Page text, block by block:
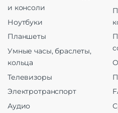
и консоли
Ноутбуки
Планшеты
Умные часы, браслеты,
кольца
Телевизоры
Электротранспорт
Аудио